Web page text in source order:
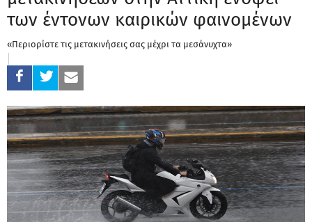
των έντονων καιρικών φαινομένων
«Περιορίστε τις μετακινήσεις σας μέχρι τα μεσάνυχτα»